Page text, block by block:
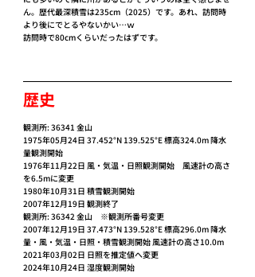
ん。歴代最深積雪は235cm（2025）です。あれ、訪問時
より後にでとるやないかい…ｗ
訪問時で80cmくらいだったはずです。
歴史
観測所: 36341 金山
1975年05月24日 37.452°N 139.525°E 標高324.0m 降水
量観測開始
1976年11月22日 風・気温・日照観測開始　風速計の高さ
を6.5mに変更
1980年10月31日 積雪観測開始
2007年12月19日 観測終了
観測所: 36342 金山　※観測所番号変更
2007年12月19日	37.473°N 139.528°E 標高296.0m 降水
量・風・気温・日照・積雪観測開始 風速計の高さ10.0m
2021年03月02日	日照を推定値へ変更
2024年10月24日	湿度観測開始